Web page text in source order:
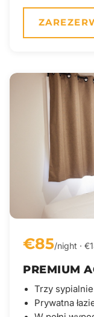
€85/night ·
PREMIUM
Trzy sypialnie
Prywatna